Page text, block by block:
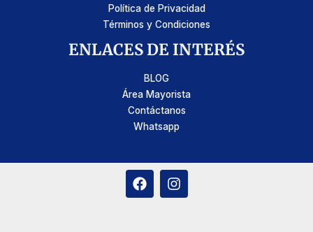
Política de Privacidad
Términos y Condiciones
ENLACES DE INTERÉS
BLOG
Área Mayorista
Contáctanos
Whatsapp
F
a
I
n